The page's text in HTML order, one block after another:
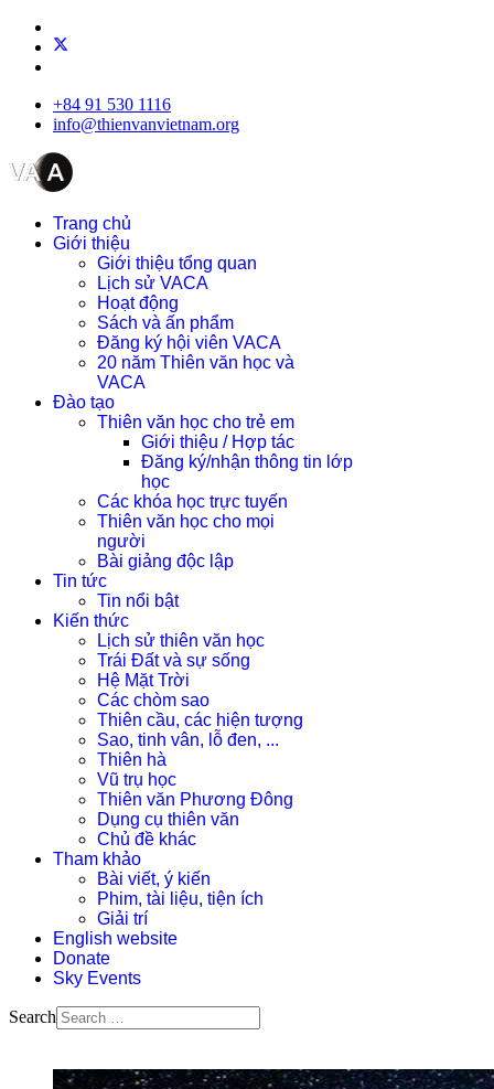
+84 91 530 1116
info@thienvanvietnam.org
Trang chủ
Giới thiệu
Giới thiệu tổng quan
Lịch sử VACA
Hoạt động
Sách và ấn phẩm
Đăng ký hội viên VACA
20 năm Thiên văn học và
VACA
Đào tạo
Thiên văn học cho trẻ em
Giới thiệu / Hợp tác
Đăng ký/nhận thông tin lớp
học
Các khóa học trực tuyến
Thiên văn học cho mọi
người
Bài giảng độc lập
Tin tức
Tin nổi bật
Kiến thức
Lịch sử thiên văn học
Trái Đất và sự sống
Hệ Mặt Trời
Các chòm sao
Thiên cầu, các hiện tượng
Sao, tinh vân, lỗ đen, ...
Thiên hà
Vũ trụ học
Thiên văn Phương Đông
Dụng cụ thiên văn
Chủ đề khác
Tham khảo
Bài viết, ý kiến
Phim, tài liệu, tiện ích
Giải trí
English website
Donate
Sky Events
Search